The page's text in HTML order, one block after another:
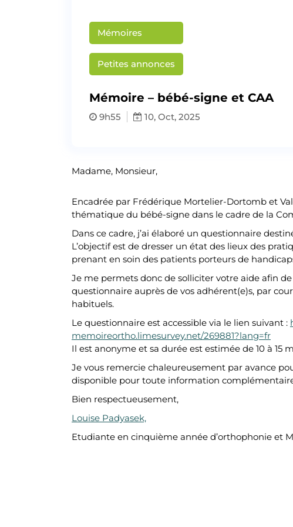
Mémoires
Petites annonces
Mémoire – bébé-signe et CAA
9h55 10, Oct, 2025
Madame, Monsieur,
Encadrée par Frédérique Mortelier-Dortomb et
thématique du bébé-signe dans le cadre de la
Dans ce cadre, j’ai élaboré un questionnaire
L’objectif est de dresser un état des lieux des
prenant en soin des patients porteurs de
Je me permets donc de solliciter votre aide afin de
questionnaire auprès de vos adhérent(e)s, par
habituels.
Le questionnaire est accessible via le lien suivant :
memoireortho.limesurvey.net/269881?lang=fr
Il est anonyme et sa durée est estimée de 10 à 15
Je vous remercie chaleureusement par avance
disponible pour toute information
Bien respectueusement,
Louise Padyasek,
Etudiante en cinquième année d’orthophonie et